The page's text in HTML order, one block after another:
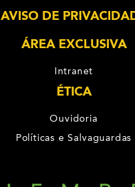
AVISO DE
ÁREA EXCLUSIVA
Intranet
ÉTICA
Ouvidoria
Políticas e Salvaguardas